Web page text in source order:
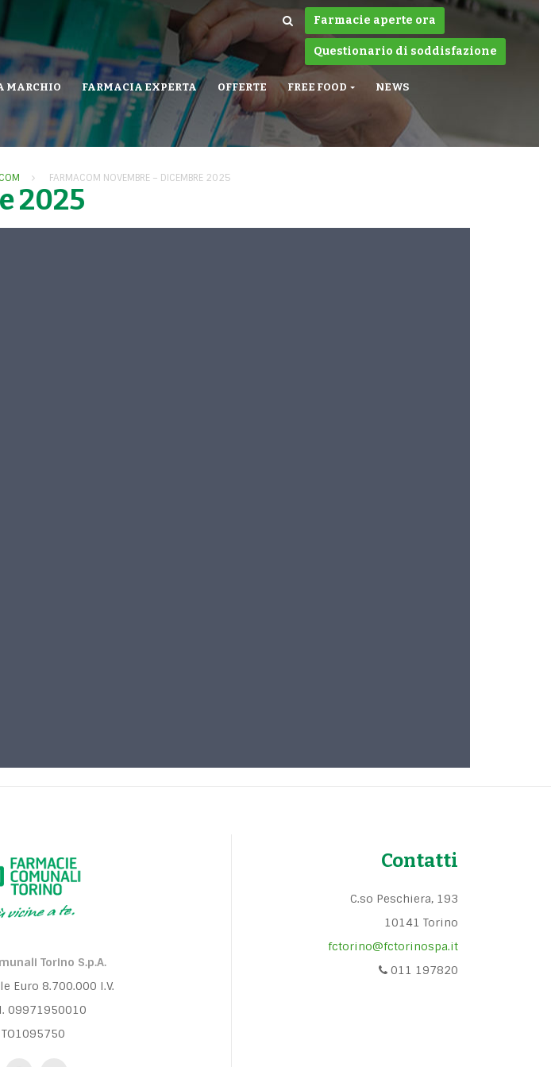
Farmacie aperte ora
Questionario di soddisfazione
MARCHIO FARMACIA EXPERTA OFFERTE FREE FOOD NEWS
FARMACOM NOVEMBRE – DICEMBRE 2025
2025
Torino S.p.A.
Euro 8.700.000 I.V.
09971950010
TO1095750
Contatti
C.so Peschiera, 193
10141 Torino
fctorino@fctorinospa.it
011 197820